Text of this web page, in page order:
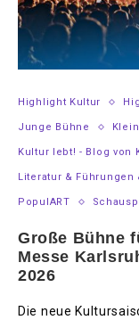
Highlight Kultur
Junge Bühne
Kultur lebt! - Blog von
Literatur & Führungen
PopulART
Große Bühne
Messe
2026
Die neue